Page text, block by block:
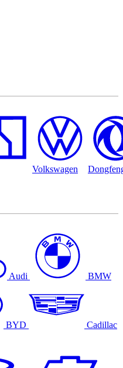
Volkswagen
Audi BMW
BYD Cadillac